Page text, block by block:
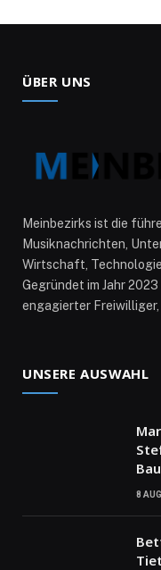
ÜBER UNS
Meinbezirks ist die
Musiknachrichten,
Wirtschaft,
Gegründet im Jahr
engagierter Freiwilliger,
UNSERE AUSWAHL
8